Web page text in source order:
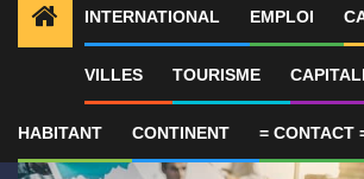
INTERNATIONAL EMPLOI
VILLES TOURISME
HABITANT CONTINENT = CONTACT
ALERTES INFO 1